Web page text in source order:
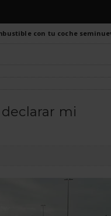
con tu coche
mi